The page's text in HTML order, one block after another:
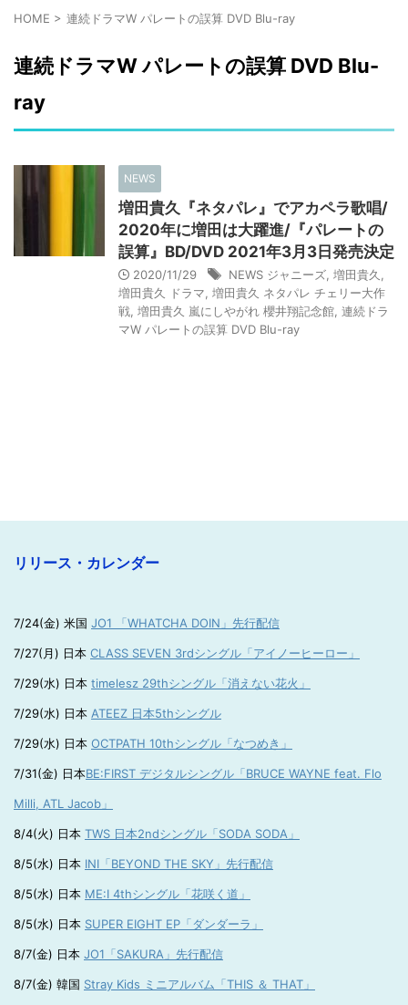
HOME > 連続ドラマW パレートの誤算 DVD Blu-ray
連続ドラマW パレートの誤算 DVD Blu-
ray
NEWS
増田貴久『ネタパレ』でアカペラ歌唱/
2020年に増田は大躍進/『パレートの
誤算』BD/DVD 2021年3月3日発売決定
2020/11/29 NEWS ジャニーズ 増田貴久
増田貴久 ドラマ 増田貴久 ネタパレ チェリー大作
戦 増田貴久 嵐にしやがれ 櫻井翔記念館 連続ドラ
マW パレートの誤算 DVD Blu-ray
リリース・カレンダー
7/24(金) 米国 JO1 「WHATCHA DOIN」先行配信
7/27(月) 日本 CLASS SEVEN 3rdシングル「アイノーヒーロー」
7/29(水) 日本 timelesz 29thシングル「消えない花火」
7/29(水) 日本 ATEEZ 日本5thシングル
7/29(水) 日本 OCTPATH 10thシングル「なつめき」
7/31(金) 日本BE:FIRST デジタルシングル「BRUCE WAYNE feat. Flo
Milli, ATL Jacob」
8/4(火) 日本 TWS 日本2ndシングル「SODA SODA」
8/5(水) 日本 INI「BEYOND THE SKY」先行配信
8/5(水) 日本 ME:I 4thシングル「花咲く道」
8/5(水) 日本 SUPER EIGHT EP「ダンダーラ」
8/7(金) 日本 JO1「SAKURA」先行配信
8/7(金) 韓国 Stray Kids ミニアルバム「THIS ＆ THAT」